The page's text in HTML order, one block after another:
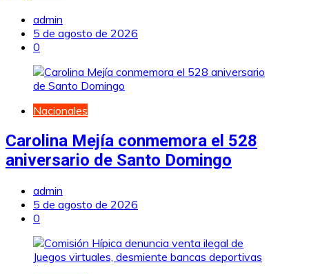
admin
5 de agosto de 2026
0
Nacionales
Carolina Mejía conmemora el 528
aniversario de Santo Domingo
admin
5 de agosto de 2026
0